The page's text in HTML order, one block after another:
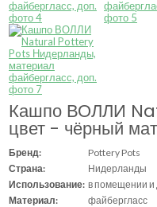
Кашпо ВОЛЛИ
цвет - чёрный
Бренд:
Pottery Pots
Страна:
Нидерланды
Использование: в помещении и
Материал:
файбергласс